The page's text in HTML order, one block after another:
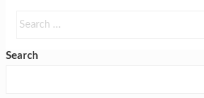
for:
Search